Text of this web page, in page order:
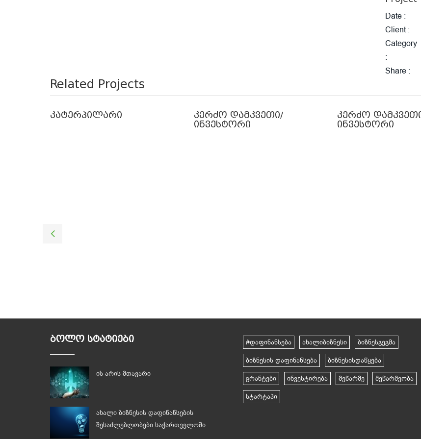
Date
Client
Category
Share
Related Projects
კატერპილარი
კერძო დამკვეთი/
ინვესტორი
კერძო
ინვესტორი
ᲑᲝᲚᲝ ᲡᲢᲐᲢᲘᲔᲑᲘ
ის არის მთავარი
ახალი ბიზნესის დაფინანსების
შესაძლებლობები საქართველოში
#დაფინანსება ახალიბიზნესი ბიზნესგეგმა
ბიზნესის დაფინანსება ბიზნესისდაწყება
გრანტები ინვესტირება მეწარმე მეწარმეობა
სტარტაპი